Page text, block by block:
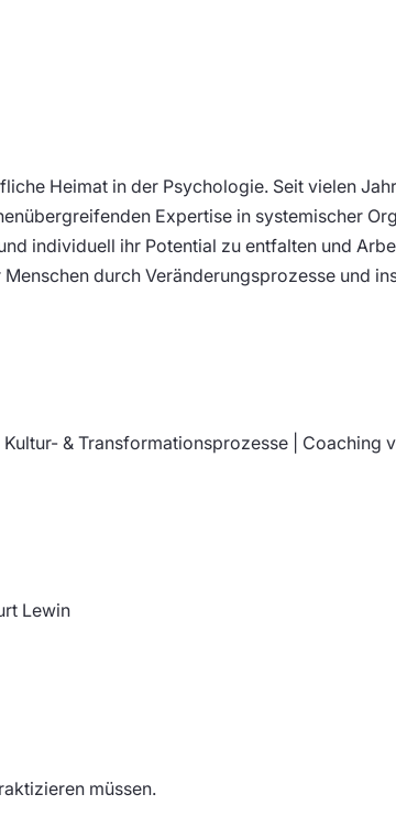
Heimat in der Psychologie. Seit vielen
Expertise in systemischer
individuell ihr Potential zu entfalten und
durch Veränderungsprozesse und
& Transformationsprozesse | Coaching
Lewin
müssen.